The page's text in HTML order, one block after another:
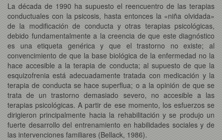
La década de 1990 ha supuesto el reencuentro de las terapias
conductuales con la psicosis, hasta entonces la «niña olvidada»
de la modificación de conducta y otras terapias psicológicas,
debido fundamentalmente a la creencia de que este diagnóstico
es una etiqueta genérica y que el trastorno no existe; al
convencimiento de que la base biológica de la enfermedad no la
hace accesible a la terapia de conducta; al supuesto de que la
esquizofrenia está adecuadamente tratada con medicación y la
terapia de conducta se hace superflua; o a la opinión de que se
trata de un trastorno demasiado severo, no accesible a las
terapias psicológicas. A partir de ese momento, los esfuerzos se
dirigieron principalmente hacia la rehabilitación y se produjo un
fuerte desarrollo del entrenamiento en habilidades sociales y de
las intervenciones familiares (Bellack, 1986).